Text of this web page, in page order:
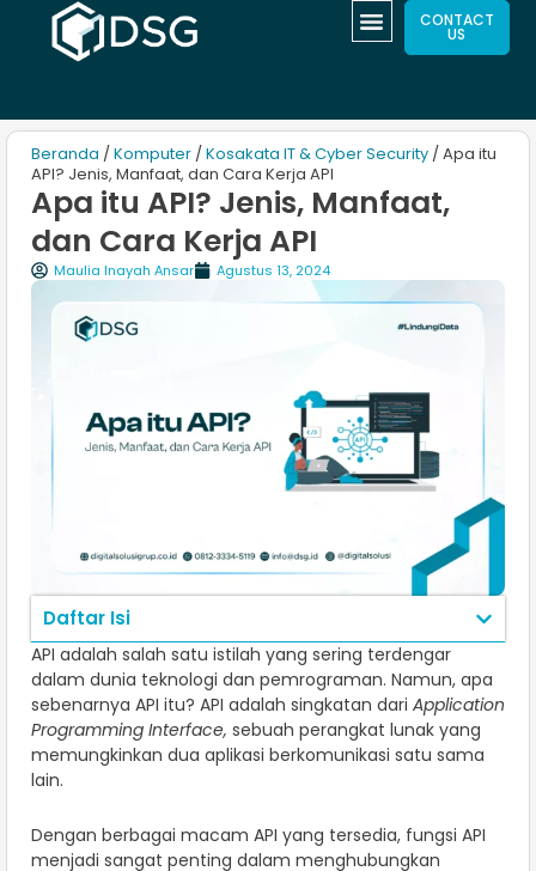
CONTACT
US
Beranda / Komputer / Kosakata IT & Cyber Security / Apa itu
API? Jenis, Manfaat, dan Cara Kerja API
Apa itu API? Jenis, Manfaat,
dan Cara Kerja API
Maulia Inayah Ansar Agustus 13, 2024
Daftar Isi
API adalah salah satu istilah yang sering terdengar
dalam dunia teknologi dan pemrograman. Namun, apa
sebenarnya API itu? API adalah singkatan dari Application
Programming Interface, sebuah perangkat lunak yang
memungkinkan dua aplikasi berkomunikasi satu sama
lain.
Dengan berbagai macam API yang tersedia, fungsi API
menjadi sangat penting dalam menghubungkan